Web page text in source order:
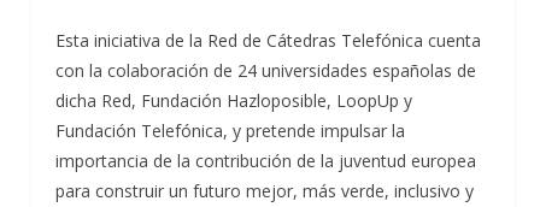
Esta iniciativa de la Red de Cátedras Telefónica cuenta
con la colaboración de 24 universidades españolas de
dicha Red, Fundación Hazloposible, LoopUp y
Fundación Telefónica, y pretende impulsar la
importancia de la contribución de la juventud europea
para construir un futuro mejor, más verde, inclusivo y